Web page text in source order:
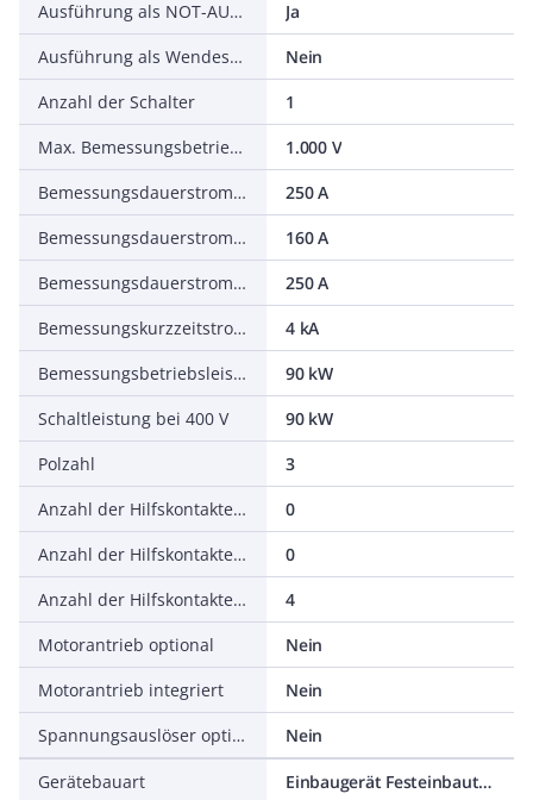
Ausführung als NOT-AUS-Einrichtung
Ja
Ausführung als Wendeschalter
Nein
Anzahl der Schalter
1
Max. Bemessungsbetriebsspannung Ue bei AC
1.000 V
Bemessungsdauerstrom Iu
250 A
Bemessungsdauerstrom bei AC-23, 400 V
160 A
Bemessungsdauerstrom bei AC-21, 400 V
250 A
Bemessungskurzzeitstromfestigkeit Icw
4 kA
Bemessungsbetriebsleistung bei AC-23, 400 V
90 kW
Schaltleistung bei 400 V
90 kW
Polzahl
3
Anzahl der Hilfskontakte als Öffner
0
Anzahl der Hilfskontakte als Schließer
0
Anzahl der Hilfskontakte als Wechsler
4
Motorantrieb optional
Nein
Motorantrieb integriert
Nein
Spannungsauslöser optional
Nein
Gerätebauart
Einbaugerät Festeinbautechnik